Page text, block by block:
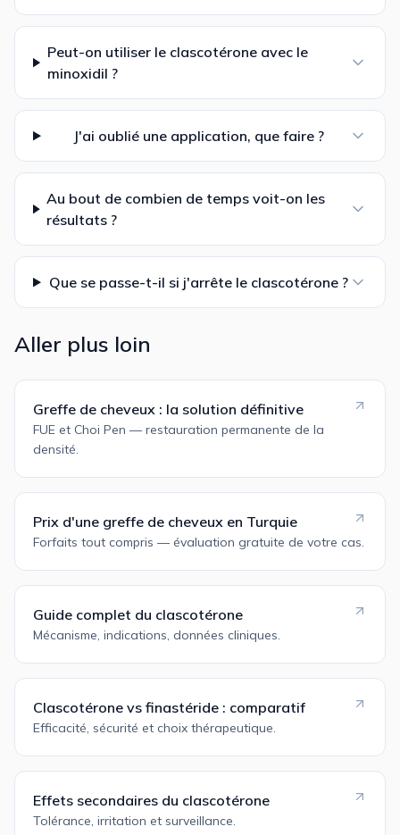
Peut-on utiliser le clascotérone avec le
minoxidil ?
J'ai oublié une application, que faire ?
Au bout de combien de temps voit-on les
résultats ?
Que se passe-t-il si j'arrête le clascotérone ?
Aller plus loin
Greffe de cheveux : la solution définitive
FUE et Choi Pen — restauration permanente de la
densité.
Prix d'une greffe de cheveux en Turquie
Forfaits tout compris — évaluation gratuite de votre cas.
Guide complet du clascotérone
Mécanisme, indications, données cliniques.
Clascotérone vs finastéride : comparatif
Efficacité, sécurité et choix thérapeutique.
Effets secondaires du clascotérone
Tolérance, irritation et surveillance.